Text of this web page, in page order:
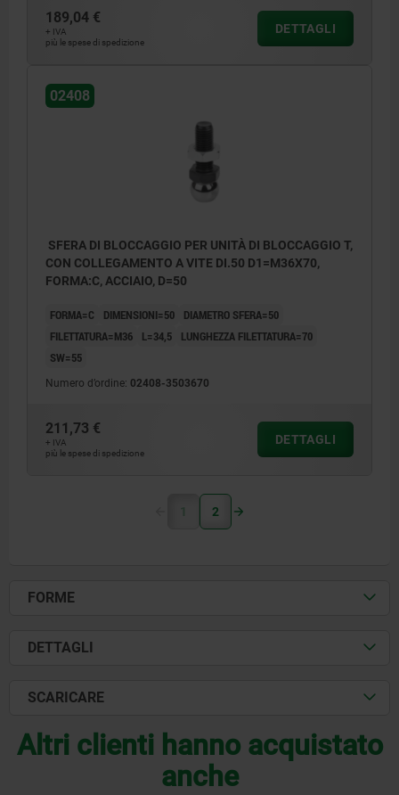
189,04 €
+ IVA
più le spese di spedizione
DETTAGLI
02408
SFERA DI BLOCCAGGIO PER UNITÀ DI BLOCCAGGIO T,
CON COLLEGAMENTO A VITE DI.50 D1=M36X70,
FORMA:C, ACCIAIO, D=50
FORMA=C DIMENSIONI=50
DIAMETRO SFERA=50
FILETTATURA=M36
L=34,5
LUNGHEZZA FILETTATURA=70
SW=55
Numero d’ordine: 02408-3503670
211,73 €
+ IVA
più le spese di spedizione
DETTAGLI
1 2
FORME
DETTAGLI
SCARICARE
Altri clienti hanno acquistato
anche